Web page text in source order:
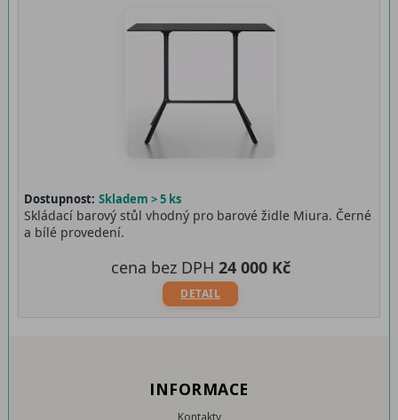
Dostupnost: Skladem > 5 ks
Skládací barový stůl vhodný pro barové židle Miura. Černé
a bílé provedení.
DETAIL
cena bez DPH 24 000 Kč
INFORMACE
Kontakty